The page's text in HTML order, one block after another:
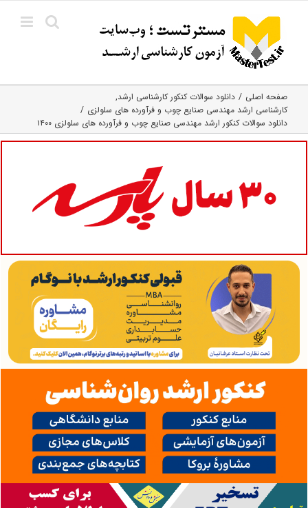
content
صفحه اصلی
دانلود سوالات کنکور کارشناسی ارشد
کارشناسی ارشد مهندسی صنایع چوب و فرآورده‌ های سلولزی
دانلود سوالات کنکور ارشد مهندسی صنایع چوب و فرآورده های سلولزی ۱۴۰۰